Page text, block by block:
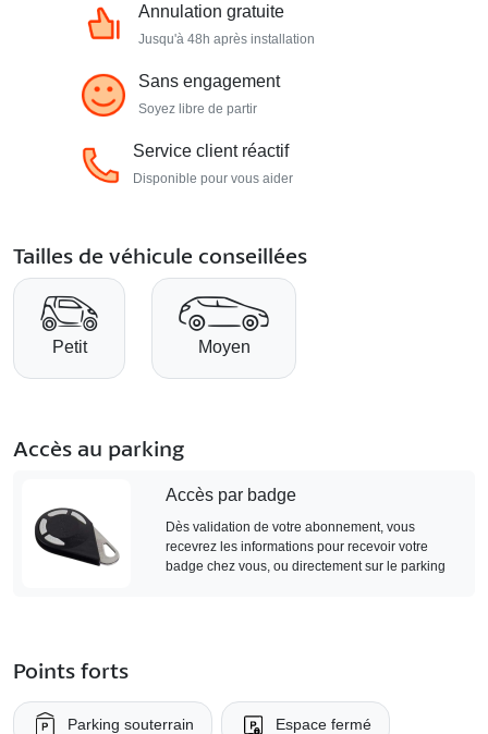
Annulation gratuite
Jusqu'à 48h après installation
Sans engagement
Soyez libre de partir
Service client réactif
Disponible pour vous aider
Tailles de véhicule conseillées
Petit Moyen
Accès au parking
Accès par badge
Dès validation de votre abonnement, vous
recevrez les informations pour recevoir votre
badge chez vous, ou directement sur le parking
Points forts
Parking souterrain Espace fermé